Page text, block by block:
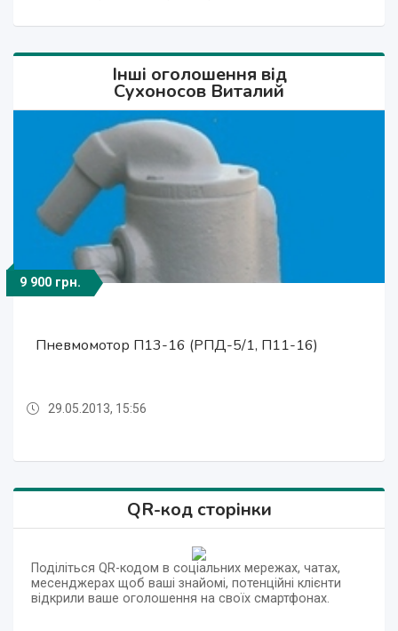
Інші оголошення від
Сухоносов Виталий
32 000 грн.
Пневмомотор К30МФ
28 000 грн.
Пневмомотор 2К18МЛ
57 000 грн.
Пневмомотор 1К45МФ (МЛ)
9 900 грн.
Пневмомотор П13-16 (РПД-5/1, П11-16)
29.05.2013, 15:56
18 000 грн.
Пневмомотор К11МФ (МЛ)
37 000 грн.
Пневмомотор 1К30МФ
32 000 грн.
Пневмомотор К30МФ
28 000 грн.
Пневмомотор 2К18МЛ
QR-код сторінки
Поділіться QR-кодом в соціальних мережах, чатах,
месенджерах щоб ваші знайомі, потенційні клієнти
відкрили ваше оголошення на своїх смартфонах.